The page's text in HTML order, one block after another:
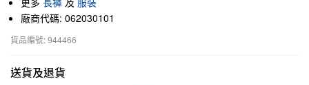
廠商代碼: 062030101
貨品編號: 944466
送貨及退貨